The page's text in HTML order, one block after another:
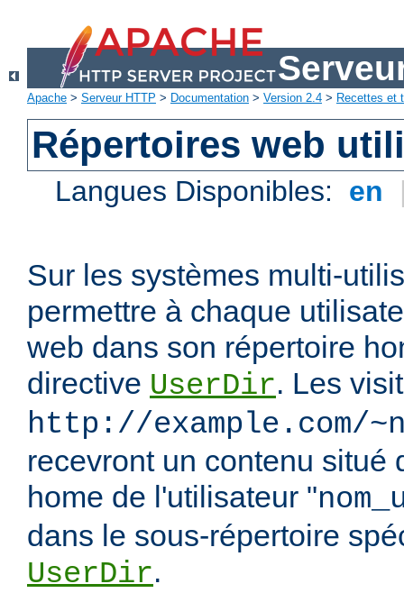
Apache > Serveur HTTP > Documentation > Version 2.4 > Recettes et
Répertoires web
Langues Disponibles: en
Sur les systèmes multi-
permettre à chaque
web dans son répertoire
directive UserDir. Les
http://example.com/
recevront un contenu situé
home de l'utilisateur "
dans le sous-répertoire
UserDir.